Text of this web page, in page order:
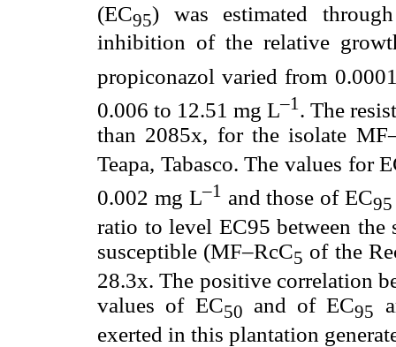
(EC95) was estimated
inhibition of the relative
propiconazol varied from
0.006 to 12.51 mg L–1 . The
than 2085x, for the isolate
Teapa, Tabasco. The values for
0.002 mg L–1 and those of EC95
ratio to level EC95 between the
susceptible (MF–RcC5 of the
28.3x. The positive correlation
values of EC50 and of EC95
exerted in this plantation